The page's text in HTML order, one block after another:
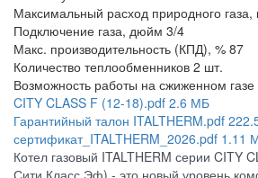
Максимальный расход природного газа,
Подключение газа, дюйм 3/4
Макс. производительность (КПД), % 87
Количество теплообменников 2 шт.
Возможность работы на сжиженном газе
CITY CLASS F (12-18).pdf 2.6 МБ
Гарантийный талон ITALTHERM.pdf
сертификат_ITALTHERM_2026.pdf 1.11
Котел газовый ITALTHERM серии CITY
Сити Класс Эф) - это новый уровень